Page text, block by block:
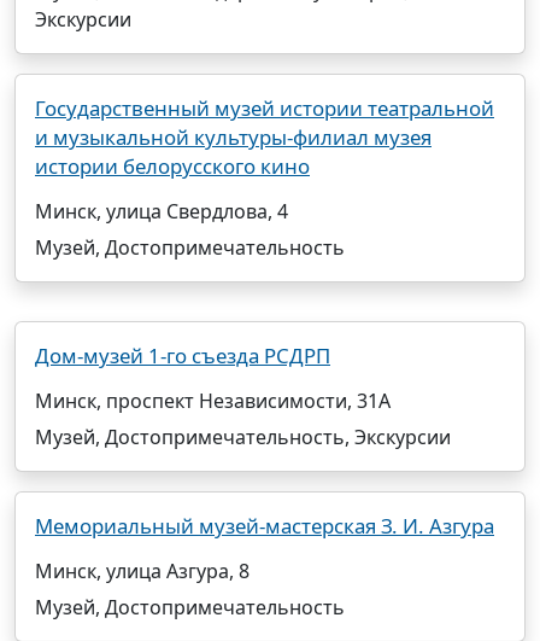
Экскурсии
Государственный музей истории театральной
и музыкальной культуры-филиал музея
истории белорусского кино
Минск, улица Свердлова, 4
Музей, Достопримечательность
Дом-музей 1-го съезда РСДРП
Минск, проспект Независимости, 31А
Музей, Достопримечательность, Экскурсии
Мемориальный музей-мастерская З. И. Азгура
Минск, улица Азгура, 8
Музей, Достопримечательность